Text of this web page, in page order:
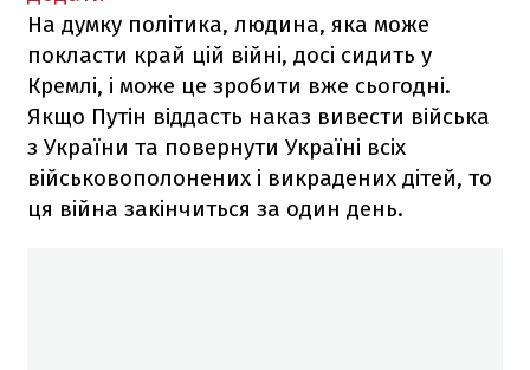
На думку політика, людина, яка може
покласти край цій війні, досі сидить у
Кремлі, і може це зробити вже сьогодні.
Якщо Путін віддасть наказ вивести війська
з України та повернути Україні всіх
військовополонених і викрадених дітей, то
ця війна закінчиться за один день.